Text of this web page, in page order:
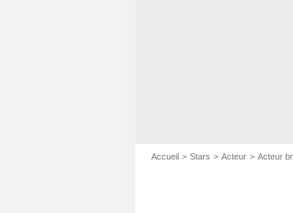
Accueil Stars Acteur Acteur